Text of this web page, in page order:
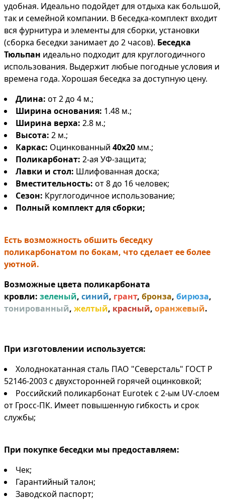
удобная. Идеально подойдет для отдыха как большой,
так и семейной компании. В беседка-комплект входит
вся фурнитура и элементы для сборки, установки
(сборка беседки занимает до 2 часов). Беседка
Тюльпан идеально подходит для круглогодичного
использования. Выдержит любые погодные условия и
времена года. Хорошая беседка за доступную цену.
Длина: от 2 до 4 м.;
Ширина основания: 1.48 м.;
Ширина верха: 2.8 м.;
Высота: 2 м.;
Каркас: Оцинкованный 40х20 мм.;
Поликарбонат: 2-ая УФ-защита;
Лавки и стол: Шлифованная доска;
Вместительность: от 8 до 16 человек;
Сезон: Круглогодичное использование;
Полный комплект для сборки;
Есть возможность обшить беседку
поликарбонатом по бокам, что сделает ее более
уютной.
Возможные цвета поликарбоната
кровли: зеленый, синий, грант, бронза, бирюза,
тонированный, желтый, красный, оранжевый.
При изготовлении используется:
Холоднокатанная сталь ПАО "Северсталь" ГОСТ Р
52146-2003 с двухсторонней горячей оцинковкой;
Российский поликарбонат Eurotek с 2-ым UV-слоем
от Гросс-ПК. Имеет повышенную гибкость и срок
службы;
При покупке беседки мы предоставляем:
Чек;
Гарантийный талон;
Заводской паспорт;